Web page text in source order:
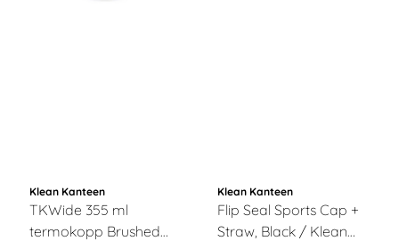
Klean Kanteen
TKWide 355 ml
termokopp Brushed
Klean Kanteen
Flip Seal Sports Cap +
Straw, Black / Klean